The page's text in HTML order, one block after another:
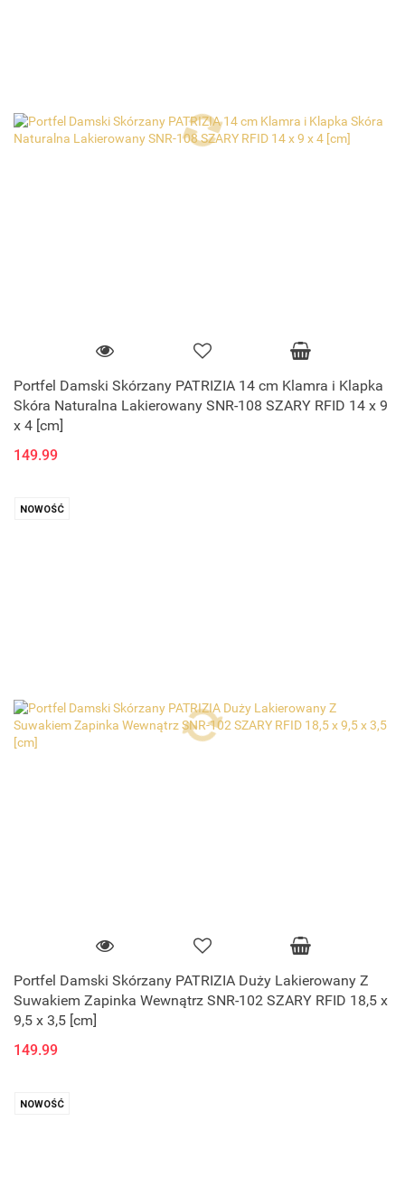
Portfel Damski Skórzany PATRIZIA 14 cm Klamra i Klapka
Skóra Naturalna Lakierowany SNR-108 SZARY RFID 14 x 9
x 4 [cm]
149.99
NOWOŚĆ
Portfel Damski Skórzany PATRIZIA Duży Lakierowany Z
Suwakiem Zapinka Wewnątrz SNR-102 SZARY RFID 18,5 x
9,5 x 3,5 [cm]
149.99
NOWOŚĆ